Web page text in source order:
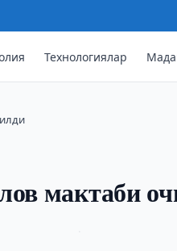
Технологиялар
мактаби